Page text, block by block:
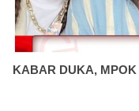
KABAR DUKA,